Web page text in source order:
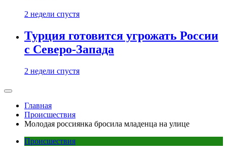
2 недели спустя
Турция готовится угрожать России
с Северо-Запада
2 недели спустя
Главная
Происшествия
Молодая россиянка бросила младенца на улице
Происшествия